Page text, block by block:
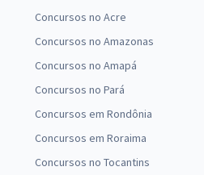
Concursos no Acre
Concursos no Amazonas
Concursos no Amapá
Concursos no Pará
Concursos em Rondônia
Concursos em Roraima
Concursos no Tocantins